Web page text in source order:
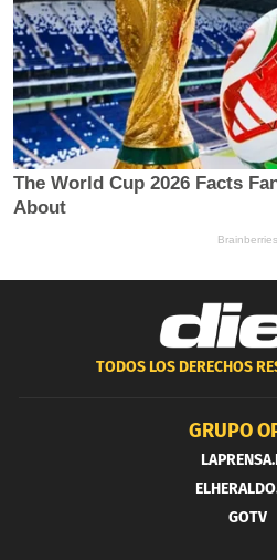
TODOS LOS DERECHOS
GRUPO
GOTV